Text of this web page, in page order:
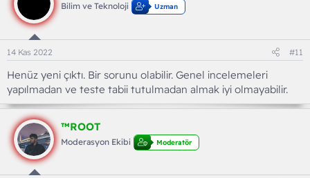
e
r
:
Bilim ve Teknoloji Uzman
14 Kas 2022 #11
Henüz yeni çıktı. Bir sorunu olabilir. Genel incelemeleri
yapılmadan ve teste tabii tutulmadan almak iyi olmayabilir.
™ROOT
Moderasyon Ekibi Moderatör